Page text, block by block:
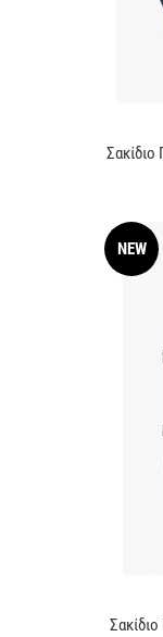
NEW